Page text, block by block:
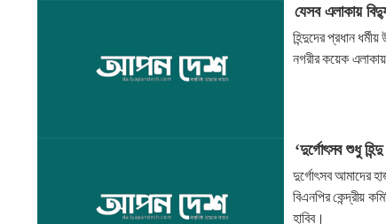
যেসব এলাকায়
হিন্দুদের প্রধান
নগরীর কয়েক
‘দুর্গোৎসব শুধু
দুর্গোৎসব আমাদের
বিএনপির কেন্দ্রীয়
হাবিব।